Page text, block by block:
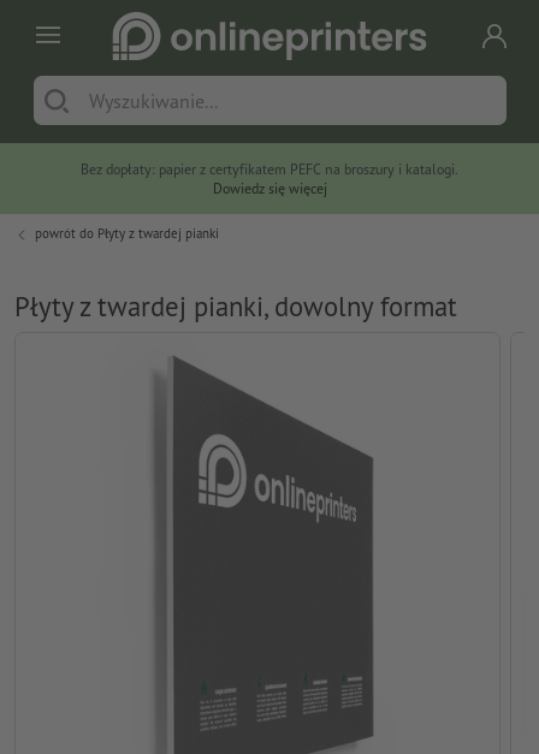
Bez dopłaty: papier z certyfikatem PEFC na broszury i katalogi.
Dowiedz się więcej
powrót do Płyty z twardej pianki
Płyty z twardej pianki, dowolny format